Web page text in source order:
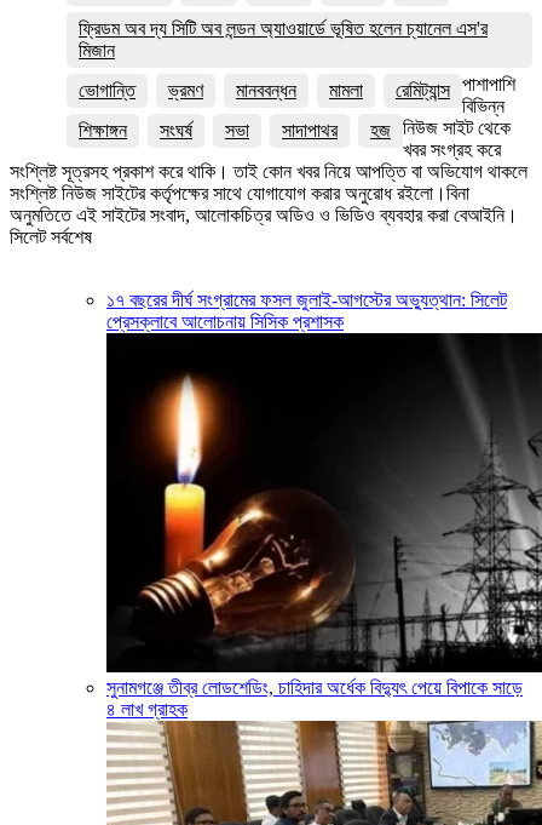
ফ্রিডম অব দ্য সিটি অব লন্ডন অ্যাওয়ার্ডে ভূষিত হলেন চ্যানেল এস'র
মিজান
ভোগান্তি
ভ্রমণ মানববন্ধন মামলা
রেমিট্যান্স
শিক্ষাঙ্গন
সংঘর্ষ সভা সাদাপাথর হজ
পাশাপাশি
বিভিন্ন
নিউজ সাইট থেকে
খবর সংগ্রহ করে
সংশ্লিষ্ট সূত্রসহ প্রকাশ করে থাকি। তাই কোন খবর নিয়ে আপত্তি বা অভিযোগ থাকলে
সংশ্লিষ্ট নিউজ সাইটের কর্তৃপক্ষের সাথে যোগাযোগ করার অনুরোধ রইলো।বিনা
অনুমতিতে এই সাইটের সংবাদ, আলোকচিত্র অডিও ও ভিডিও ব্যবহার করা বেআইনি।
সিলেট সর্বশেষ
১৭ বছরের দীর্ঘ সংগ্রামের ফসল জুলাই-আগস্টের অভ্যুত্থান: সিলেট
প্রেসক্লাবে আলোচনায় সিসিক প্রশাসক
সুনামগঞ্জে তীব্র লোডশেডিং, চাহিদার অর্ধেক বিদ্যুৎ পেয়ে বিপাকে সাড়ে
৪ লাখ গ্রাহক